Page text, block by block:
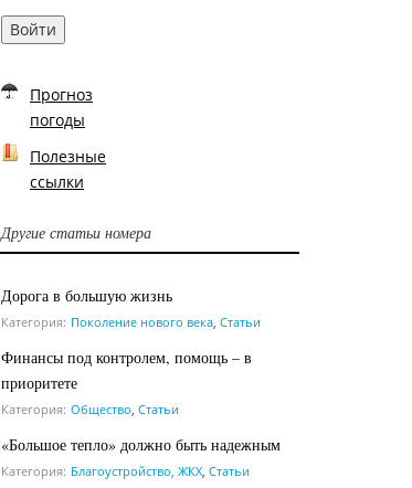
Войти
Прогноз
погоды
Полезные
ссылки
Другие статьи номера
Дорога в большую жизнь
Категория: Поколение нового века Статьи
Финансы под контролем, помощь – в
приоритете
Категория: Общество Статьи
«Большое тепло» должно быть надежным
Категория: Благоустройство, ЖКХ Статьи